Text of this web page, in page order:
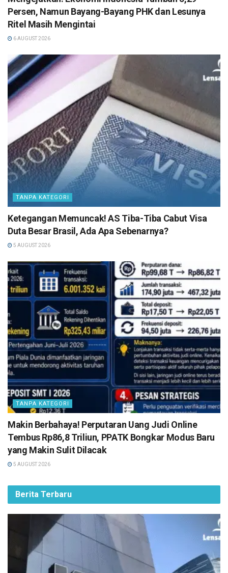
Persen, Namun Bayang-Bayang PHK dan Lesunya
Ritel Masih Mengintai
6 AUGUST 2026
TANPA KATEGORI
Ketegangan Memuncak! AS Tiba-Tiba Cabut Visa
Duta Besar Brasil, Ada Apa Sebenarnya?
5 AUGUST 2026
TANPA KATEGORI
Makin Berbahaya! Perputaran Uang Judi Online
Tembus Rp86,8 Triliun, PPATK Bongkar Modus Baru
yang Makin Sulit Dilacak
5 AUGUST 2026
Berita Terbaru